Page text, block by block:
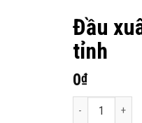
Đầu
tỉnh
0₫
Đầu xuân đã